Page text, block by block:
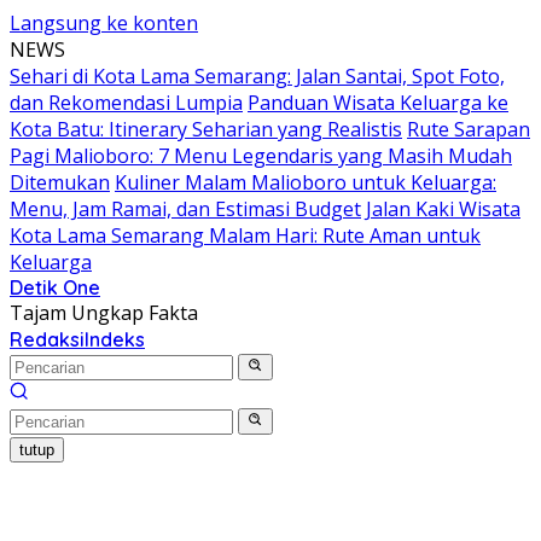
Langsung ke konten
NEWS
Sehari di Kota Lama Semarang: Jalan Santai, Spot Foto,
dan Rekomendasi Lumpia Panduan Wisata Keluarga ke
Kota Batu: Itinerary Seharian yang Realistis Rute Sarapan
Pagi Malioboro: 7 Menu Legendaris yang Masih Mudah
Ditemukan Kuliner Malam Malioboro untuk Keluarga:
Menu, Jam Ramai, dan Estimasi Budget Jalan Kaki Wisata
Kota Lama Semarang Malam Hari: Rute Aman untuk
Keluarga
Detik One
Tajam Ungkap Fakta
RedaksiIndeks
tutup